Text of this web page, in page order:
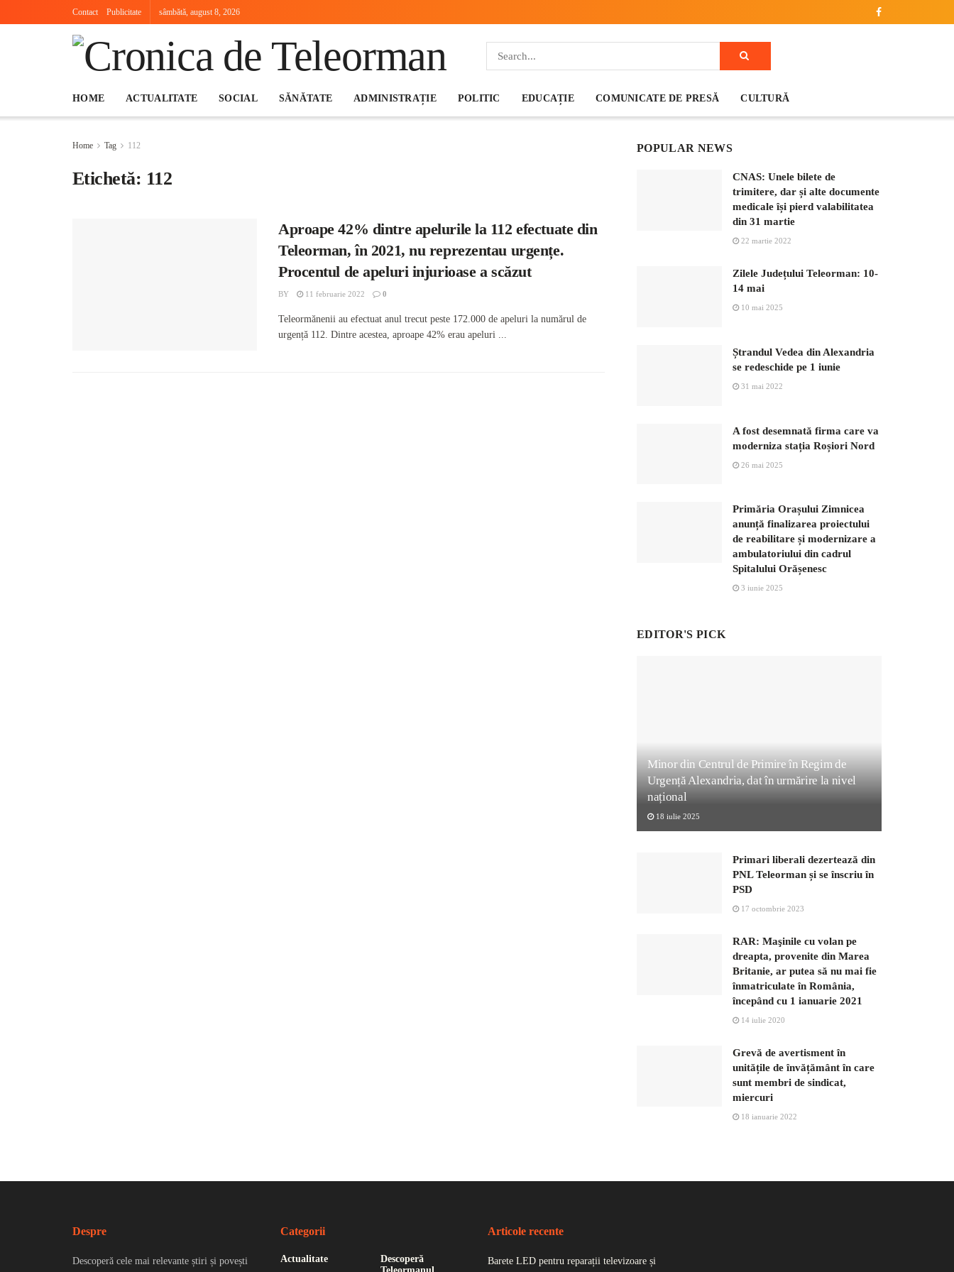
Contact Publicitate sâmbătă, august 8, 2026
HOME ACTUALITATE SOCIAL SĂNĂTATE ADMINISTRAȚIE POLITIC EDUCAȚIE COMUNICATE DE PRESĂ CULTURĂ
Home Tag 112
Etichetă: 112
Aproape 42% dintre apelurile la 112 efectuate din
Teleorman, în 2021, nu reprezentau urgențe.
Procentul de apeluri injurioase a scăzut
BY 11 februarie 2022 0
Teleormănenii au efectuat anul trecut peste 172.000 de apeluri la numărul de
urgență 112. Dintre acestea, aproape 42% erau apeluri ...
POPULAR NEWS
CNAS: Unele bilete de
trimitere, dar și alte documente
medicale își pierd valabilitatea
din 31 martie
22 martie 2022
Zilele Județului Teleorman: 10-
14 mai
10 mai 2025
Ștrandul Vedea din Alexandria
se redeschide pe 1 iunie
31 mai 2022
A fost desemnată firma care va
moderniza stația Roșiori Nord
26 mai 2025
Primăria Orașului Zimnicea
anunță finalizarea proiectului
de reabilitare și modernizare a
ambulatoriului din cadrul
Spitalului Orășenesc
3 iunie 2025
EDITOR'S PICK
Minor din Centrul de Primire în Regim de
Urgență Alexandria, dat în urmărire la nivel
național
18 iulie 2025
Primari liberali dezertează din
PNL Teleorman și se înscriu în
PSD
17 octombrie 2023
RAR: Maşinile cu volan pe
dreapta, provenite din Marea
Britanie, ar putea să nu mai fie
înmatriculate în România,
începând cu 1 ianuarie 2021
14 iulie 2020
Grevă de avertisment în
unitățile de învățământ în care
sunt membri de sindicat,
miercuri
18 ianuarie 2022
Despre
Descoperă cele mai relevante știri și povești
Categorii
Actualitate
Descoperă
Articole recente
Barete LED pentru reparații televizoare și